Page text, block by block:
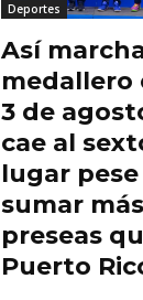
Deportes
Así
medallero
3 de
cae al
lugar pese
sumar más
preseas
Puerto